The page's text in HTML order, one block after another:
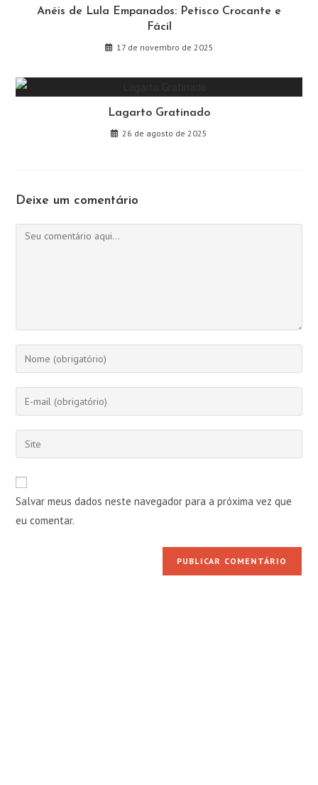
Anéis de Lula Empanados: Petisco Crocante e
Fácil
17 de novembro de 2025
Lagarto Gratinado
26 de agosto de 2025
Deixe um comentário
Comentário
Digite
seu
nome
ou
de
usuário
para
comentar
Digite
seu
endereço
de
para
comentar
Digite
o
do
seu
site
Salvar meus dados neste navegador para a próxima vez que
eu comentar.